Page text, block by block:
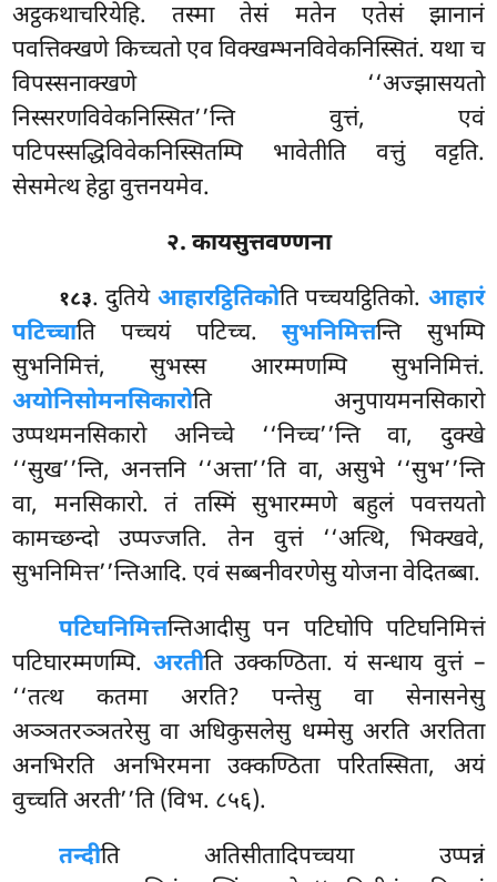
अट्ठकथाचरियेहि. तस्मा तेसं मतेन एतेसं झानानं
पवत्तिक्खणे किच्चतो एव विक्खम्भनविवेकनिस्सितं. यथा च
विपस्सनाक्खणे ‘‘अज्झासयतो
निस्सरणविवेकनिस्सित’’न्ति वुत्तं, एवं
पटिपस्सद्धिविवेकनिस्सितम्पि भावेतीति वत्तुं वट्टति.
सेसमेत्थ हेट्ठा वुत्तनयमेव.
२. कायसुत्तवण्णना
१८३. दुतिये आहारट्ठितिकोति पच्चयट्ठितिको. आहारं
पटिच्चाति पच्चयं पटिच्च.सुभनिमित्तन्ति सुभम्पि
सुभनिमित्तं, सुभस्स आरम्मणम्पि सुभनिमित्तं.
अयोनिसोमनसिकारोति अनुपायमनसिकारो
उप्पथमनसिकारो अनिच्चे ‘‘निच्च’’न्ति वा, दुक्खे
‘‘सुख’’न्ति, अनत्तनि ‘‘अत्ता’’ति वा, असुभे ‘‘सुभ’’न्ति
वा, मनसिकारो. तं तस्मिं सुभारम्मणे बहुलं पवत्तयतो
कामच्छन्दो उप्पज्जति. तेन वुत्तं ‘‘अत्थि, भिक्खवे,
सुभनिमित्त’’न्तिआदि. एवं सब्बनीवरणेसु योजना वेदितब्बा.
पटिघनिमित्तन्तिआदीसु पन पटिघोपि पटिघनिमित्तं
पटिघारम्मणम्पि. अरतीति उक्कण्ठिता. यं सन्धाय वुत्तं –
‘‘तत्थ कतमा अरति? पन्तेसु वा सेनासनेसु
अञ्ञतरञ्ञतरेसु वाअधिकुसलेसु धम्मेसु अरति अरतिता
अनभिरति अनभिरमना उक्कण्ठिता परितस्सिता, अयं
वुच्चति अरती’’ति (विभ. ८५६).
तन्दीतिअतिसीतादिपच्चया उप्पन्नं